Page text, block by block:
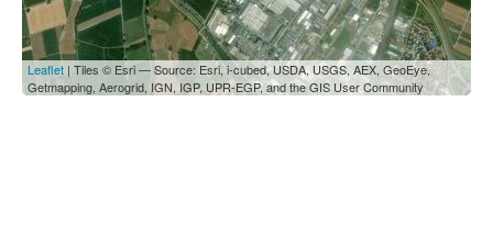
Leaflet | Tiles © Esri — Source: Esri, i-cubed, USDA, USGS, AEX, GeoEye,
Getmapping, Aerogrid, IGN, IGP, UPR-EGP, and the GIS User Community